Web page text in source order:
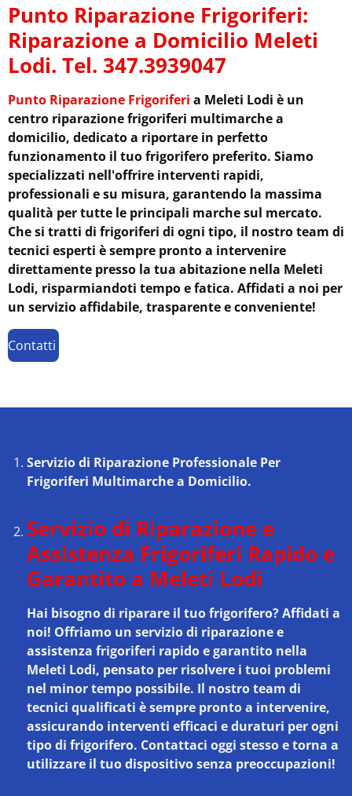
Punto Riparazione Frigoriferi:
Riparazione a Domicilio Meleti
Lodi. Tel. 347.3939047
Punto Riparazione Frigoriferi a Meleti Lodi è un
centro riparazione frigoriferi multimarche a
domicilio, dedicato a riportare in perfetto
funzionamento il tuo frigorifero preferito. Siamo
specializzati nell'offrire interventi rapidi,
professionali e su misura, garantendo la massima
qualità per tutte le principali marche sul mercato.
Che si tratti di frigoriferi di ogni tipo, il nostro team di
tecnici esperti è sempre pronto a intervenire
direttamente presso la tua abitazione nella Meleti
Lodi, risparmiandoti tempo e fatica. Affidati a noi per
un servizio affidabile, trasparente e conveniente!
Contatti
Servizio di Riparazione Professionale Per
Frigoriferi Multimarche a Domicilio.
Servizio di Riparazione e
Assistenza Frigoriferi Rapido e
Garantito a Meleti Lodi
Hai bisogno di riparare il tuo frigorifero? Affidati a
noi! Offriamo un servizio di riparazione e
assistenza frigoriferi rapido e garantito nella
Meleti Lodi, pensato per risolvere i tuoi problemi
nel minor tempo possibile. Il nostro team di
tecnici qualificati è sempre pronto a intervenire,
assicurando interventi efficaci e duraturi per ogni
tipo di frigorifero. Contattaci oggi stesso e torna a
utilizzare il tuo dispositivo senza preoccupazioni!